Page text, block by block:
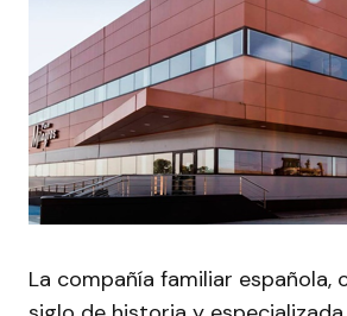
La compañía familiar española,